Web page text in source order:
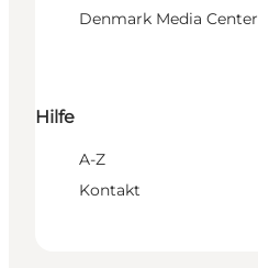
Denmark Media Center
Hilfe
A-Z
Kontakt